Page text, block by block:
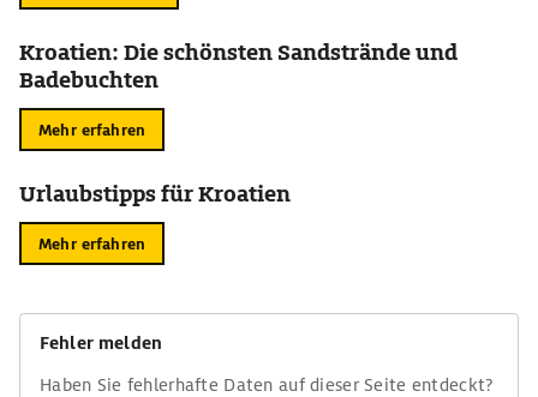
Kroatien: Die schönsten Sandstrände und
Badebuchten
Mehr erfahren
Urlaubstipps für Kroatien
Mehr erfahren
Fehler melden
Haben Sie fehlerhafte Daten auf dieser Seite entdeckt?